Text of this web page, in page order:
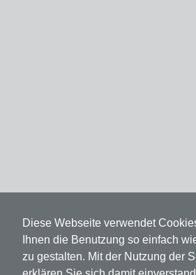
Diese Webseite verwendet
Ihnen die Benutzung so einfach
zu gestalten. Mit der Nutzung der